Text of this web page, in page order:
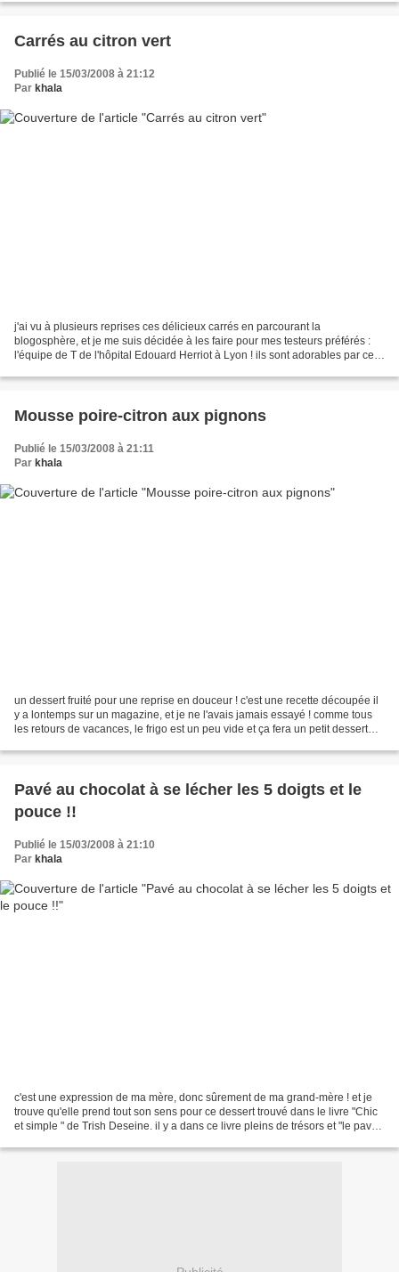
Carrés au citron vert
Publié le 15/03/2008 à 21:12
Par khala
j'ai vu à plusieurs reprises ces délicieux carrés en parcourant la
blogosphère, et je me suis décidée à les faire pour mes testeurs préférés :
l'équipe de T de l'hôpital Edouard Herriot à Lyon ! ils sont adorables par ce
Mousse poire-citron aux pignons
Publié le 15/03/2008 à 21:11
Par khala
un dessert fruité pour une reprise en douceur ! c'est une recette découpée il
y a lontemps sur un magazine, et je ne l'avais jamais essayé ! comme tous
les retours de vacances, le frigo est un peu vide et ça fera un petit dessert
Pavé au chocolat à se lécher les 5 doigts et le
pouce !!
Publié le 15/03/2008 à 21:10
Par khala
c'est une expression de ma mère, donc sûrement de ma grand-mère ! et je
trouve qu'elle prend tout son sens pour ce dessert trouvé dans le livre "Chic
et simple " de Trish Deseine. il y a dans ce livre pleins de trésors et "le pavé